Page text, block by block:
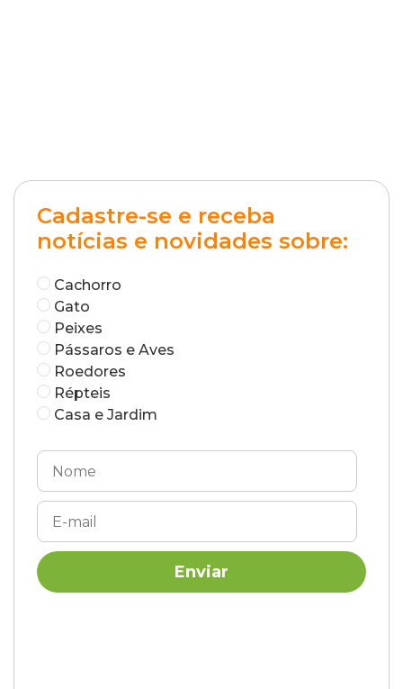
Cadastre-se e receba
notícias e novidades sobre:
Cachorro
Gato
Peixes
Pássaros e Aves
Roedores
Répteis
Casa e Jardim